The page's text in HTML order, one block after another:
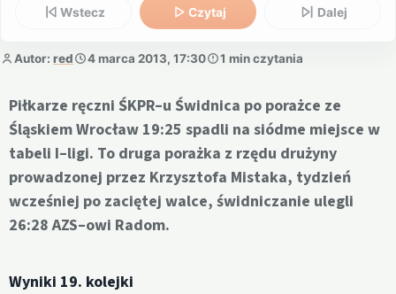
Wstecz Czytaj Dalej
Autor: red 4 marca 2013, 17:30 1 min czytania
Piłkarze ręczni ŚKPR–u Świdnica po porażce ze
Śląskiem Wrocław 19:25 spadli na siódme miejsce w
tabeli I–ligi. To druga porażka z rzędu drużyny
prowadzonej przez Krzysztofa Mistaka, tydzień
wcześniej po zaciętej walce, świdniczanie ulegli
26:28 AZS–owi Radom.
Wyniki 19. kolejki